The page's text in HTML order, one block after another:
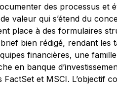
des processus et
valeur qui s’étend du
place à des formulaires
bien rédigé, rendant les
financières, une
en banque
et MSCI. L’objectif